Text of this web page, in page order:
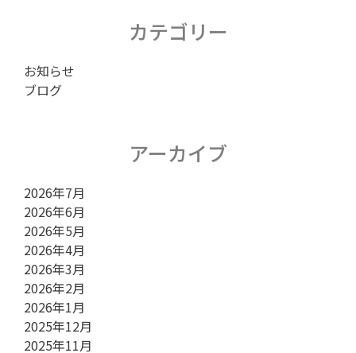
シ
ン
カテゴリー
お知らせ
ブログ
アーカイブ
2026年7月
2026年6月
2026年5月
2026年4月
2026年3月
2026年2月
2026年1月
2025年12月
2025年11月